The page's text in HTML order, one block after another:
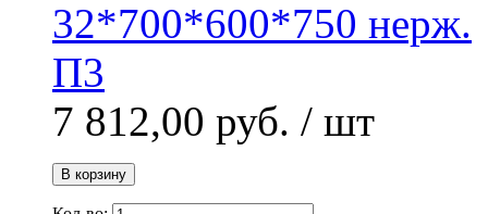
7 812,00 руб. / шт
В корзину